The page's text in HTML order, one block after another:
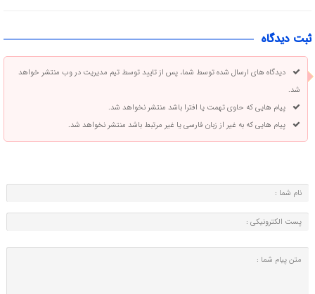
ثبت دیدگاه
دیدگاه های ارسال شده توسط شما، پس از تایید توسط تیم مدیریت در وب منتشر خواهد
شد.
پیام هایی که حاوی تهمت یا افترا باشد منتشر نخواهد شد.
پیام هایی که به غیر از زبان فارسی یا غیر مرتبط باشد منتشر نخواهد شد.